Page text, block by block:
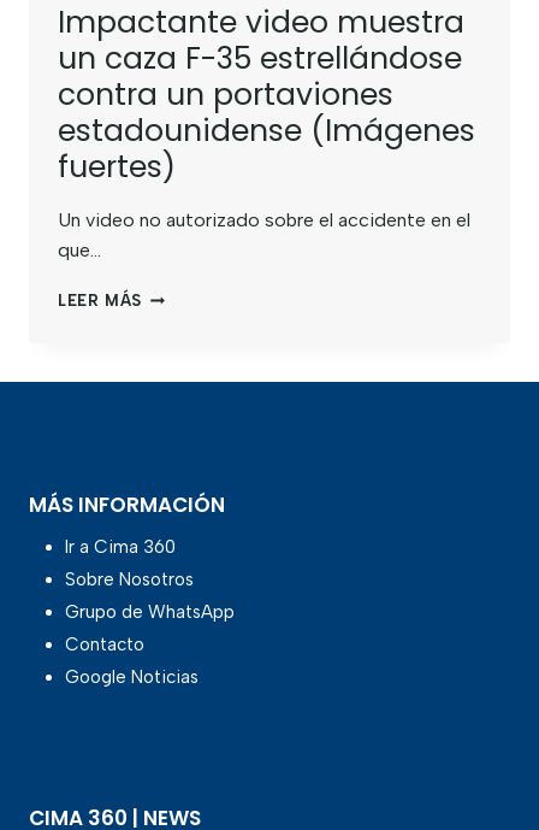
Impactante video muestra
un caza F-35 estrellándose
contra un portaviones
estadounidense (Imágenes
fuertes)
Un video no autorizado sobre el accidente en el
que…
LEER MÁS
MÁS INFORMACIÓN
Ir a Cima 360
Sobre Nosotros
Grupo de WhatsApp
Contacto
Google Noticias
CIMA 360 | NEWS